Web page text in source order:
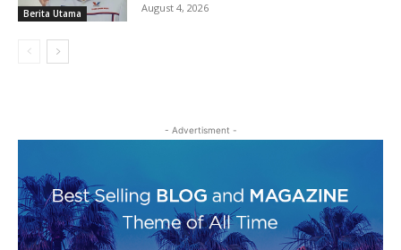
Berita Utama August 4, 2026
- Advertisment -